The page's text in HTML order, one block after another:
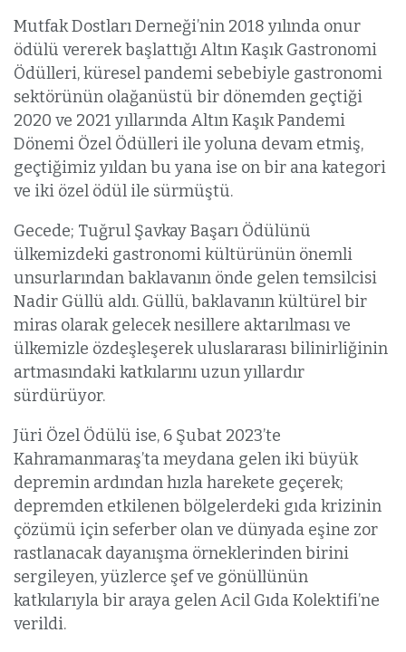
Mutfak Dostları Derneği’nin 2018 yılında onur
ödülü vererek başlattığı Altın Kaşık Gastronomi
Ödülleri, küresel pandemi sebebiyle gastronomi
sektörünün olağanüstü bir dönemden geçtiği
2020 ve 2021 yıllarında Altın Kaşık Pandemi
Dönemi Özel Ödülleri ile yoluna devam etmiş,
geçtiğimiz yıldan bu yana ise on bir ana kategori
ve iki özel ödül ile sürmüştü.
Gecede; Tuğrul Şavkay Başarı Ödülünü
ülkemizdeki gastronomi kültürünün önemli
unsurlarından baklavanın önde gelen temsilcisi
Nadir Güllü aldı. Güllü, baklavanın kültürel bir
miras olarak gelecek nesillere aktarılması ve
ülkemizle özdeşleşerek uluslararası bilinirliğinin
artmasındaki katkılarını uzun yıllardır
sürdürüyor.
Jüri Özel Ödülü ise, 6 Şubat 2023’te
Kahramanmaraş’ta meydana gelen iki büyük
depremin ardından hızla harekete geçerek;
depremden etkilenen bölgelerdeki gıda krizinin
çözümü için seferber olan ve dünyada eşine zor
rastlanacak dayanışma örneklerinden birini
sergileyen, yüzlerce şef ve gönüllünün
katkılarıyla bir araya gelen Acil Gıda Kolektifi’ne
verildi.